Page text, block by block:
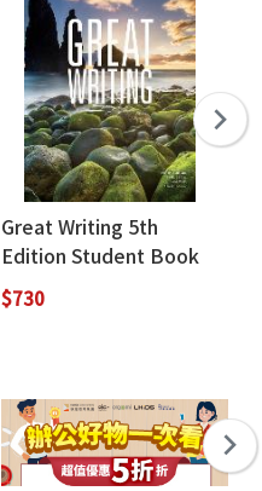
Great Writing 5th
Edition Student Book
with the Spark
Platform 3 : From Great
經刮開恕不退換
$730